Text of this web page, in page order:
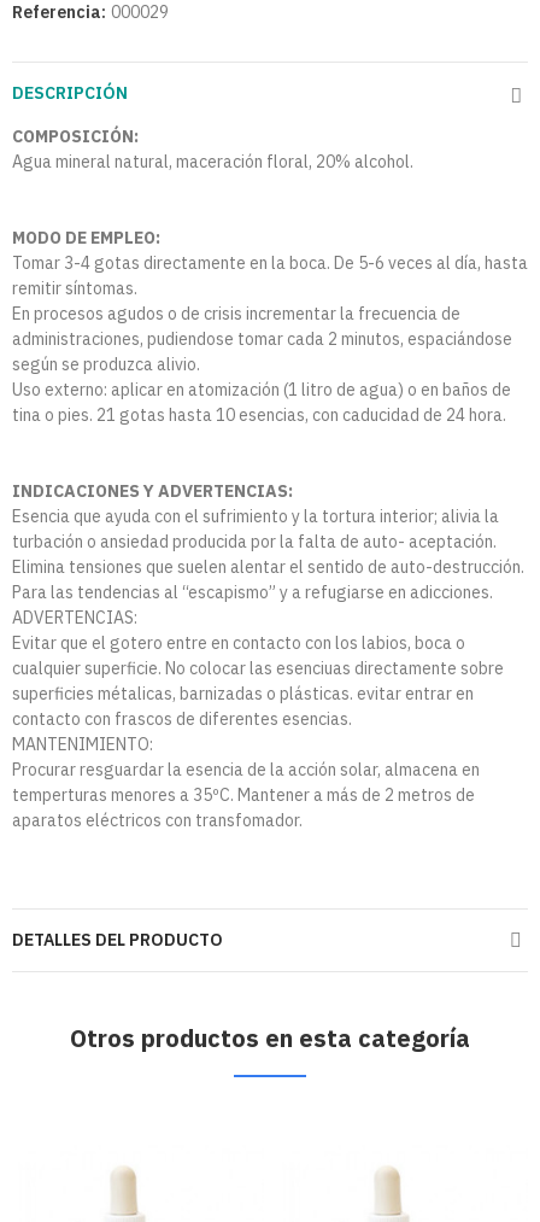
Referencia: 000029
DESCRIPCIÓN
COMPOSICIÓN:
Agua mineral natural, maceración floral, 20% alcohol.
MODO DE EMPLEO:
Tomar 3-4 gotas directamente en la boca. De 5-6 veces al día, hasta
remitir síntomas.
En procesos agudos o de crisis incrementar la frecuencia de
administraciones, pudiendose tomar cada 2 minutos, espaciándose
según se produzca alivio.
Uso externo: aplicar en atomización (1 litro de agua) o en baños de
tina o pies. 21 gotas hasta 10 esencias, con caducidad de 24 hora.
INDICACIONES Y ADVERTENCIAS:
Esencia que ayuda con el sufrimiento y la tortura interior; alivia la
turbación o ansiedad producida por la falta de auto- aceptación.
Elimina tensiones que suelen alentar el sentido de auto-destrucción.
Para las tendencias al “escapismo” y a refugiarse en adicciones.
ADVERTENCIAS:
Evitar que el gotero entre en contacto con los labios, boca o
cualquier superficie. No colocar las esenciuas directamente sobre
superficies métalicas, barnizadas o plásticas. evitar entrar en
contacto con frascos de diferentes esencias.
MANTENIMIENTO:
Procurar resguardar la esencia de la acción solar, almacena en
temperturas menores a 35ºC. Mantener a más de 2 metros de
aparatos eléctricos con transfomador.
DETALLES DEL PRODUCTO
Otros productos en esta categoría